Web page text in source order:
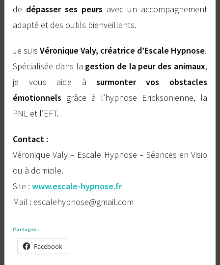
de dépasser ses peurs avec un accompagnement
adapté et des outils bienveillants.
Je suisVéronique Valy, créatrice d’Escale Hypnose.
Spécialisée dans la gestion de la peur des animaux,
je vous aide à surmonter vos obstacles
émotionnels grâce à l’hypnose Ericksonienne, la
PNL et l’EFT.
Contact :
Véronique Valy – Escale Hypnose – Séances en Visio
ou à domicile.
Site :www.escale-hypnose.fr
Mail : escalehypnose@gmail.com
Partager :
Facebook